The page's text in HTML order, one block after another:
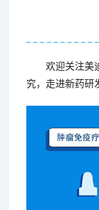
欢迎关注美
究，走进新药研